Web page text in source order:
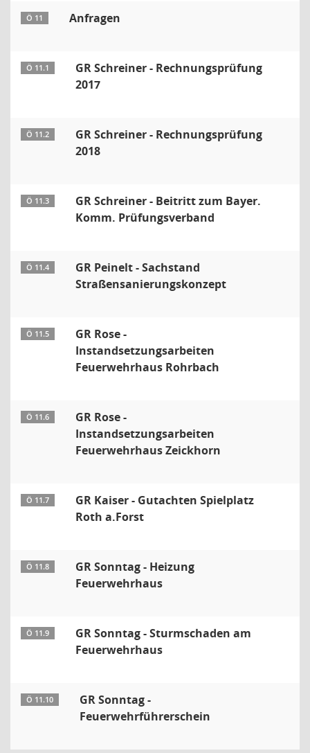
Ö 11 Anfragen
Ö 11.1
GR Schreiner - Rechnungsprüfung
2017
Ö 11.2
GR Schreiner - Rechnungsprüfung
2018
Ö 11.3
GR Schreiner - Beitritt zum Bayer.
Komm. Prüfungsverband
Ö 11.4
GR Peinelt - Sachstand
Straßensanierungskonzept
Ö 11.5
GR Rose -
Instandsetzungsarbeiten
Feuerwehrhaus Rohrbach
Ö 11.6
GR Rose -
Instandsetzungsarbeiten
Feuerwehrhaus Zeickhorn
Ö 11.7
GR Kaiser - Gutachten Spielplatz
Roth a.Forst
Ö 11.8
GR Sonntag - Heizung
Feuerwehrhaus
Ö 11.9
GR Sonntag - Sturmschaden am
Feuerwehrhaus
Ö 11.10
GR Sonntag -
Feuerwehrführerschein